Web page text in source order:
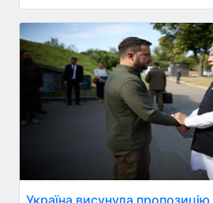
Україна висунула